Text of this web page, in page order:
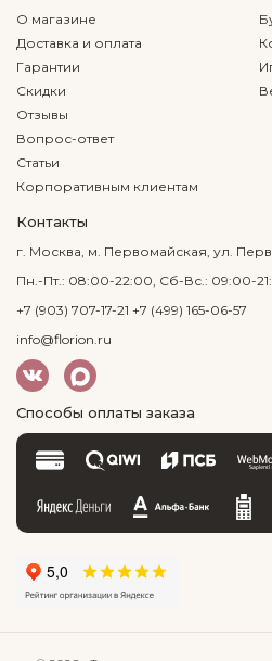
О магазине
Доставка и оплата
Гарантии
Скидки
Отзывы
Вопрос-ответ
Статьи
Корпоративным клиентам
Контакты
г. Москва, м. Первомайская, ул.
Пн.-Пт.: 08:00-22:00, Сб-Вс.: 09:00-
+7 (903) 707-17-21 +7 (499) 165-06-57
info@florion.ru
Способы оплаты заказа